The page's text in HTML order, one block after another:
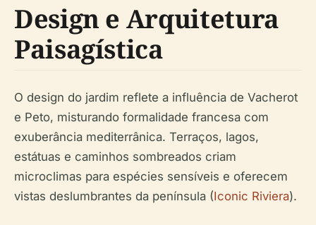
Design e Arquitetura
Paisagística
O design do jardim reflete a influência de Vacherot
e Peto, misturando formalidade francesa com
exuberância mediterrânica. Terraços, lagos,
estátuas e caminhos sombreados criam
microclimas para espécies sensíveis e oferecem
vistas deslumbrantes da península (Iconic Riviera).